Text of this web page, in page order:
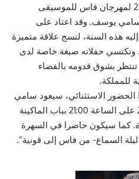
من المنتظر أن تحتضن الدورة 29 لمهرجان فاس للموسيقى
سامي يوسف. وقد اعتاد على
هذه السنة، لنسج علاقة متميزة
حفلاته صبغة خاصة لدى
تنتظر بشوق قدومه بالفضاء
للمملكة.
الاستثنائي، سيعود سامي
يوسف يوم السبت 7 يونيو 2026 على الساعة 21:00 بباب الماكينة
كما سيكون حاضرا في السهرة